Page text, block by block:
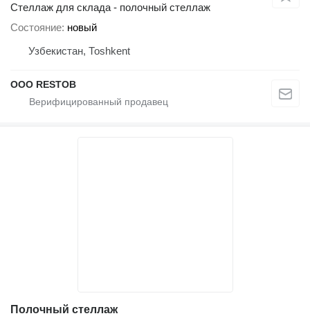
Стеллаж для склада - полочный стеллаж
Состояние новый
Узбекистан, Тоshkent
OOO RESTOB
Полочный стеллаж